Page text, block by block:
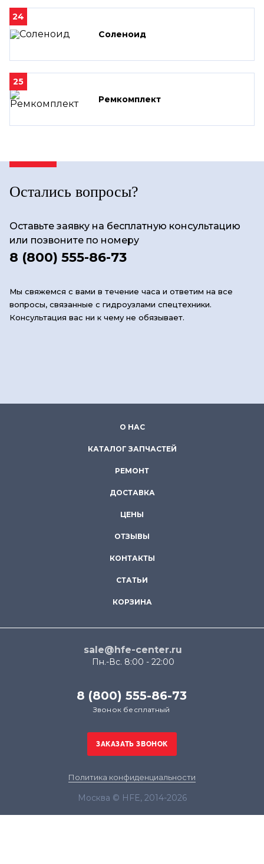
24
Соленоид
25
Ремкомплект
Остались вопросы?
Оставьте заявку на бесплатную консультацию
или позвоните по номеру
8 (800) 555-86-73
Мы свяжемся с вами в течение часа и ответим на все
вопросы, связанные с гидроузлами спецтехники.
Консультация вас ни к чему не обязывает.
О НАС
КАТАЛОГ ЗАПЧАСТЕЙ
РЕМОНТ
ДОСТАВКА
ЦЕНЫ
ОТЗЫВЫ
КОНТАКТЫ
СТАТЬИ
КОРЗИНА
sale@hfe-center.ru
Пн.-Вс. 8:00 - 22:00
8 (800) 555-86-73
Звонок бесплатный
Политика конфиденциальности
Москва © HFE, 2014-2026